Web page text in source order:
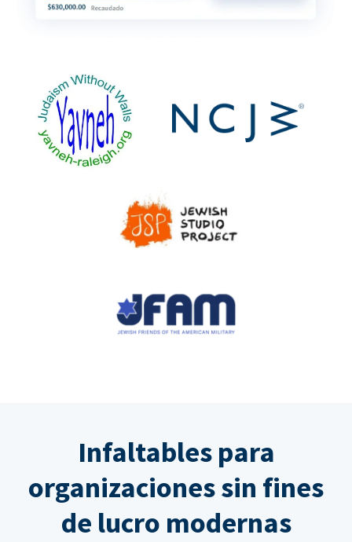
Infaltables para
organizaciones sin fines
de lucro modernas